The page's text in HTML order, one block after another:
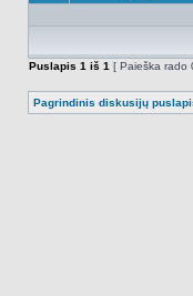
Puslapis 1 iš 1 [ Paieška rado
Pagrindinis diskusijų